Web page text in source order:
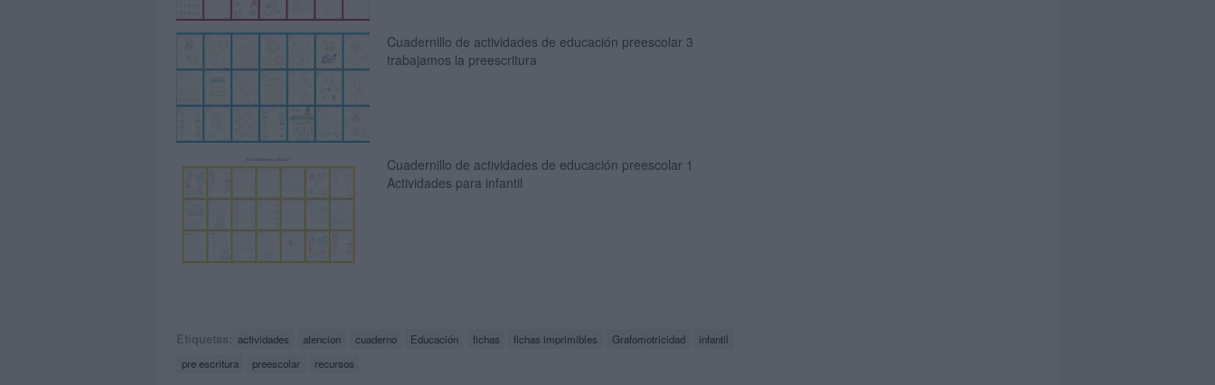
Cuadernillo de actividades de educación preescolar 3
trabajamos la preescritura
Cuadernillo de actividades de educación preescolar 1
Actividades para infantil
Etiquetas: actividades atencion cuaderno Educación fichas fichas imprimibles Grafomotricidad
infantil
pre escritura
preescolar recursos